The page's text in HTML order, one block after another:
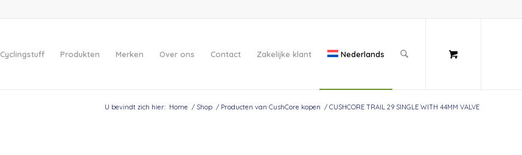
Cyclingstuff Produkten Merken Over ons Contact Zakelijke klant Nederlands
U bevindt zich hier: Home / Shop / Producten van CushCore kopen / CUSHCORE TRAIL 29 SINGLE WITH 44MM VALVE